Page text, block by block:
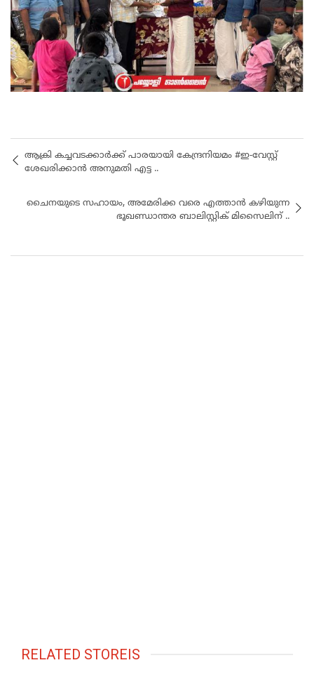
ആക്രി കച്ചവടക്കാർക്ക് പാരയായി കേന്ദ്രനിയമം #ഇ-വേസ്റ്റ്
ശേഖരിക്കാൻ അനുമതി എട്ട ..
ചൈനയുടെ സഹായം, അമേരിക്ക വരെ എത്താൻ കഴിയുന്ന
ഭൂഖണ്ഡാന്തര ബാലിസ്റ്റിക് മിസൈലിന് ..
RELATED STOREIS